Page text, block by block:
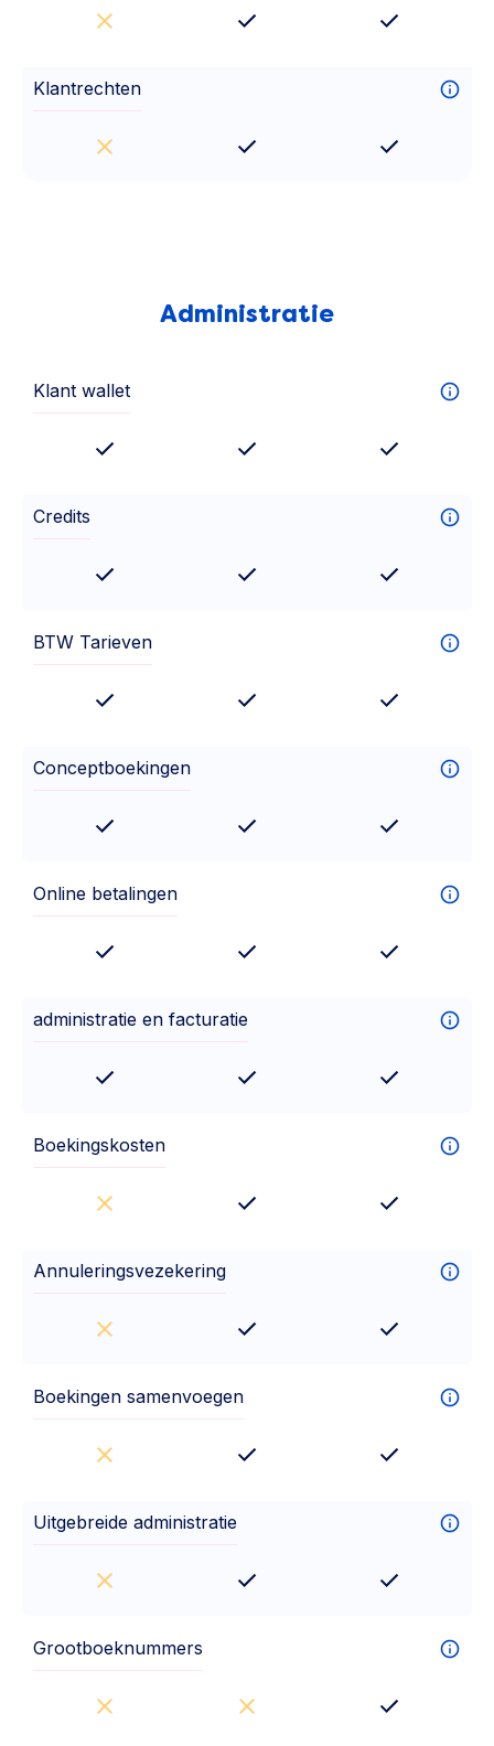
Klantrechten
Administratie
Klant wallet
Credits
BTW Tarieven
Conceptboekingen
Online betalingen
administratie en facturatie
Boekingskosten
Annuleringsvezekering
Boekingen samenvoegen
Uitgebreide administratie
Grootboeknummers